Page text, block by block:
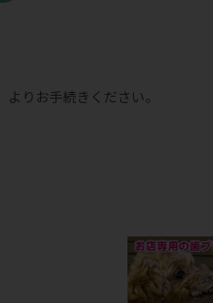
よりお手続きください。